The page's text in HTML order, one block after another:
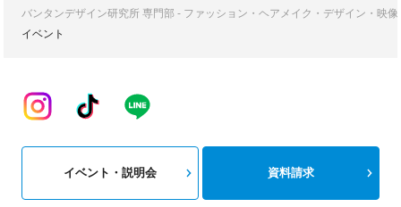
バンタンデザイン研究所 専門部 - ファッション・ヘアメイク・デザイン・映
イベント
イベント・説明会 資料請求